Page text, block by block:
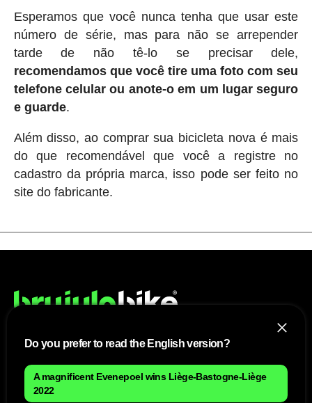
Esperamos que você nunca tenha que usar este
número de série, mas para não se arrepender
tarde de não tê-lo se precisar dele,
recomendamos que você tire uma foto com seu
telefone celular ou anote-o em um lugar seguro
e guarde.
Além disso, ao comprar sua bicicleta nova é mais
do que recomendável que você a registre no
cadastro da própria marca, isso pode ser feito no
site do fabricante.
Mapa do site
Aviso Legal Brasileiro
Do you prefer to read the English version?
A magnificent Evenepoel wins Liège-Bastogne-Liège
2022